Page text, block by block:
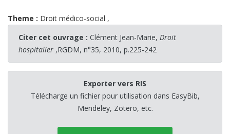
Theme : Droit médico-social ,
Citer cet ouvrage : Clément Jean-Marie, Droit
hospitalier ,RGDM, n°35, 2010, p.225-242
Exporter vers RIS
Télécharge un fichier pour utilisation dans EasyBib,
Mendeley, Zotero, etc.